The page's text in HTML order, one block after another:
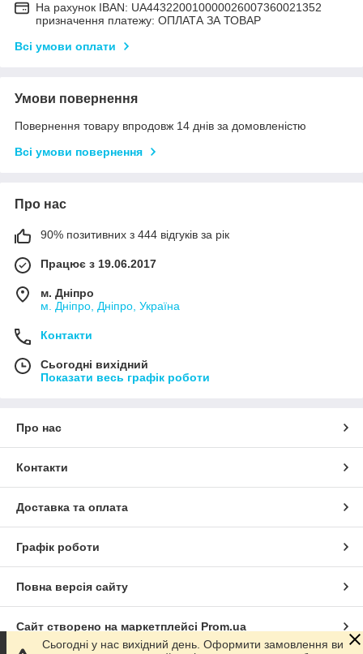
На рахунок IBAN: UA443220010000026007360021352
призначення платежу: ОПЛАТА ЗА ТОВАР
Всі умови оплати
Умови повернення
Повернення товару впродовж 14 днів за домовленістю
Всі умови повернення
Про нас
90% позитивних з 444 відгуків за рік
Працює з 19.06.2017
м. Дніпро
м. Дніпро, Дніпро, Україна
Контакти
Сьогодні вихідний
Показати весь графік роботи
Про нас
Контакти
Доставка та оплата
Графік роботи
Повна версія сайту
Сайт створено на маркетплейсі Prom.ua
Сьогодні у нас вихідний день. Оформити замовлення ви